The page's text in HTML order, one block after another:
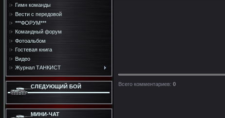
Гимн команды
Вести с передовой
***ФОРУМ***
Командный форум
Фотоальбом
Гостевая книга
Видео
Журнал ТАНКИСТ
СЛЕДУЮЩИЙ БОЙ
МИНИ-ЧАТ
Всего комментариев: 0